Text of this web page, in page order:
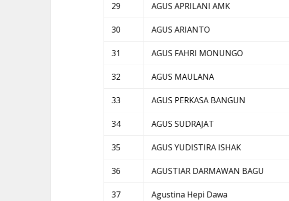
29 AGUS APRILANI AMK
30 AGUS ARIANTO
31 AGUS FAHRI MONUNGO
32 AGUS MAULANA
33 AGUS PERKASA BANGUN
34 AGUS SUDRAJAT
35 AGUS YUDISTIRA ISHAK
36 AGUSTIAR DARMAWAN BAGU
37 Agustina Hepi Dawa